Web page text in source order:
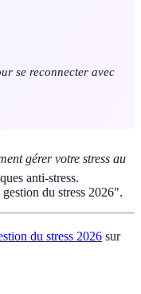
se reconnecter avec
gérer votre stress au
anti-stress.
du stress 2026".
du stress 2026 sur